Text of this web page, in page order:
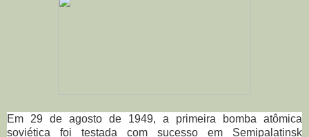
Em 29 de agosto de 1949, a primeira bomba atômica
soviética foi testada com sucesso em Semipalatinsk